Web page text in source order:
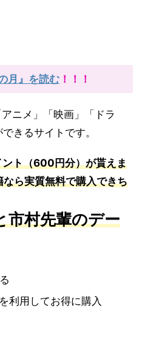
月』を読む ！！！
ニメ」「映画」「ドラ
きるサイトです。
ント（600円分）が貰えま
なら実質無料で購入できち
市村先輩のデー
利用してお得に購入